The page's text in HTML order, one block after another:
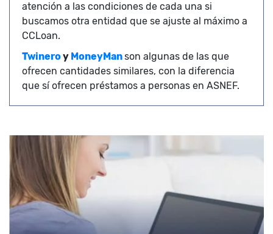
atención a las condiciones de cada una si
buscamos otra entidad que se ajuste al máximo a
CCLoan.
Twineroy MoneyManson algunas de las que
ofrecen cantidades similares, con la diferencia
que sí ofrecen préstamos a personas en ASNEF.